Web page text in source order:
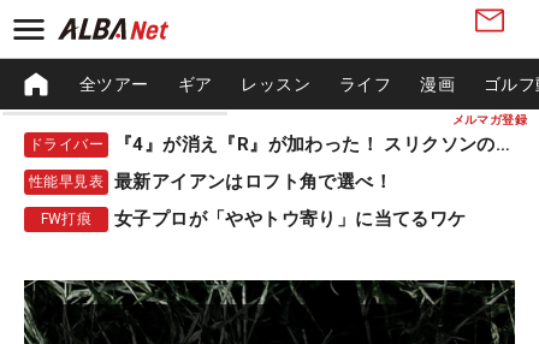
メルマガ登録
全ツアー ギア レッスン ライフ 漫画 ゴル
ドライバー 『4』が消え『R』が加わった！ スリクソンの新作
性能早見表 最新アイアンはロフト角で選べ！
FW打痕 女子プロが「ややトウ寄り」に当てるワケ